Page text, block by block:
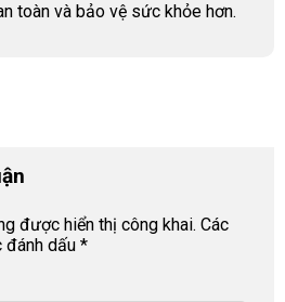
toàn và bảo vệ sức khỏe hơn.
được hiển thị công khai. Các
dấu *